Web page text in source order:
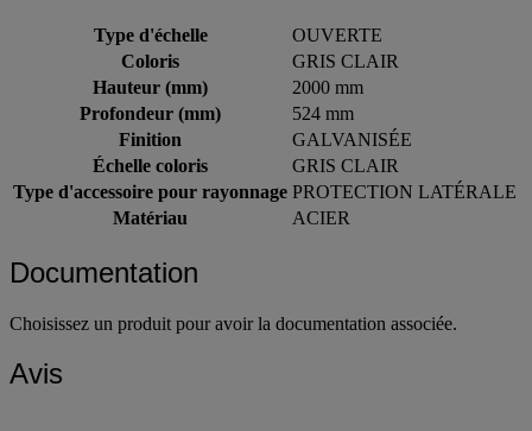
Type d'échelle
OUVERTE
Coloris
GRIS CLAIR
Hauteur (mm)
2000 mm
Profondeur (mm)
524 mm
Finition
GALVANISÉE
Échelle coloris
GRIS CLAIR
Type d'accessoire pour rayonnage PROTECTION LATÉRALE
Matériau
ACIER
Documentation
Choisissez un produit pour avoir la documentation associée.
Avis